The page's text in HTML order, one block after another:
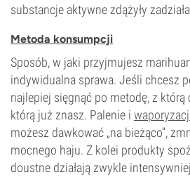
substancje aktywne zdążyły
Metoda konsumpcji
Sposób, w jaki przyjmujesz
indywidualna sprawa. Jeśli chcesz
najlepiej sięgnąć po metodę, z
którą już znasz. Palenie i
możesz dawkować „na bieżąco”,
mocnego haju. Z kolei produkty
doustne działają zwykle